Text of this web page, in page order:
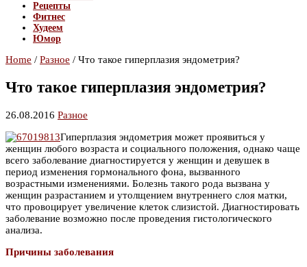
Рецепты
Фитнес
Худеем
Юмор
Home / Разное / Что такое гиперплазия эндометрия?
Что такое гиперплазия эндометрия?
26.08.2016 Разное
Гиперплазия эндометрия может проявиться у
женщин любого возраста и социального положения, однако чаще
всего заболевание диагностируется у женщин и девушек в
период изменения гормонального фона, вызванного
возрастными изменениями. Болезнь такого рода вызвана у
женщин разрастанием и утолщением внутреннего слоя матки,
что провоцирует увеличение клеток слизистой. Диагностировать
заболевание возможно после проведения гистологического
анализа.
Причины заболевания